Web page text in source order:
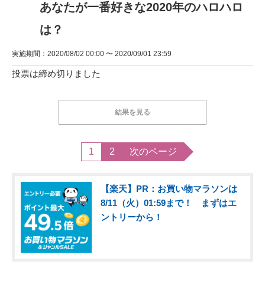
あなたが一番好きな2020年のハロハロ
は？
実施期間：2020/08/02 00:00 〜 2020/09/01 23:59
投票は締め切りました
結果を見る
1 2 次のページ
【楽天】PR：お買い物マラソンは
8/11（火）01:59まで！ まずはエ
ントリーから！